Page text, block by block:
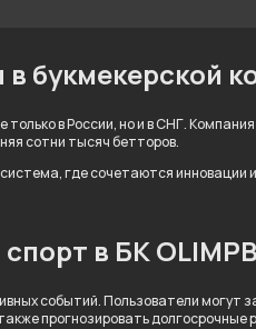
букмекерской
в России, но и в СНГ.
сотни тысяч бетторов.
где сочетаются инновации
в БК
событий. Пользователи могут
прогнозировать долгосрочные